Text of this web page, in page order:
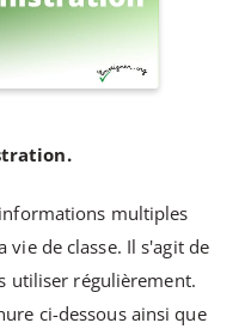
multiples
de classe. Il s'agit de
utiliser régulièrement.
ci-dessous ainsi que